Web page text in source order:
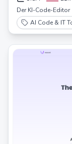
Der KI-Code-Editor
AI Code & IT